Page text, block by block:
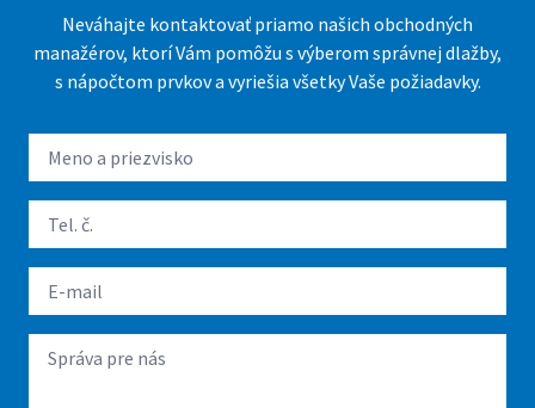
Neváhajte kontaktovať priamo našich obchodných
manažérov, ktorí Vám pomôžu s výberom správnej dlažby,
s nápočtom prvkov a vyriešia všetky Vaše požiadavky.